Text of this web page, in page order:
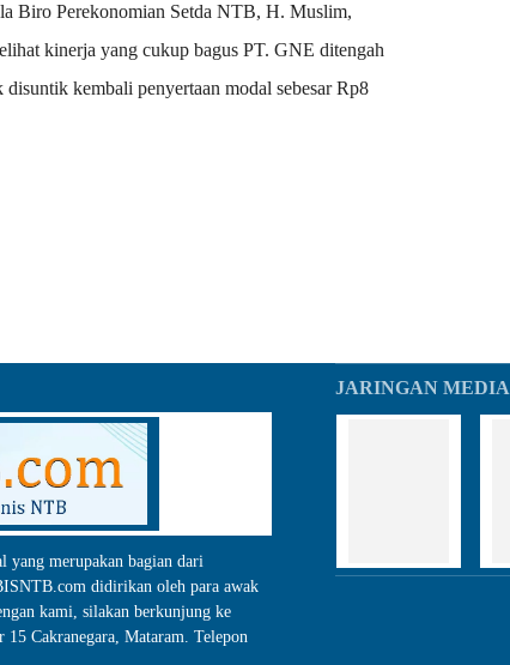
Biro Perekonomian Setda NTB, H. Muslim,
kinerja yang cukup bagus PT. GNE ditengah
kembali penyertaan modal sebesar Rp8
yang merupakan bagian dari
didirikan oleh para awak
kami, silakan berkunjung ke
Cakranegara, Mataram. Telepon
JARINGAN MEDIA